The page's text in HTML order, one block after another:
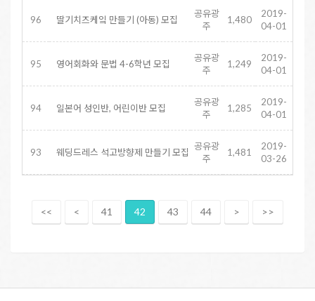
96 딸기치즈케잌 만들기 (아동) 모집
공유광
주
1,480
2019-
04-01
95 영어회화와 문법 4-6학년 모집
공유광
주
1,249
2019-
04-01
94 일본어 성인반, 어린이반 모집
공유광
주
1,285
2019-
04-01
93 웨딩드레스 석고방향제 만들기 모집
공유광
주
1,481
2019-
03-26
<< < 41 42 43 44 > >>